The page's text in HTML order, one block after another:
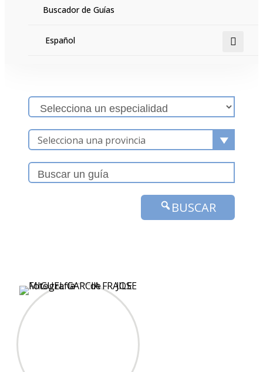
Buscador de Guías
Español
hacer y podrás encontrar los perfiles que mejor se
Selecciona una provincia
BUSCAR